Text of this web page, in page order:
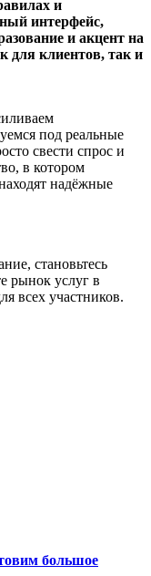
и
интерфейс,
и акцент на
для клиентов, так и
под реальные
свести спрос и
в котором
надёжные
становьтесь
рынок услуг в
всех участников.
большое